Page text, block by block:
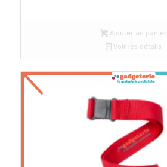
Ajouter au panier
Voir les détails